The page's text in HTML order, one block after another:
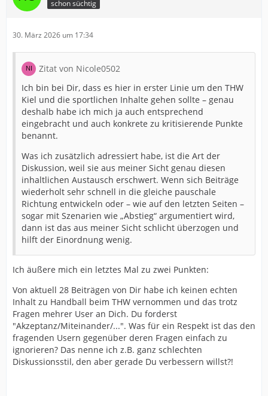
schon süchtig
30. März 2026 um 17:34
Zitat von Nicole0502
Ich bin bei Dir, dass es hier in erster Linie um den THW
Kiel und die sportlichen Inhalte gehen sollte – genau
deshalb habe ich mich ja auch entsprechend
eingebracht und auch konkrete zu kritisierende Punkte
benannt.
Was ich zusätzlich adressiert habe, ist die Art der
Diskussion, weil sie aus meiner Sicht genau diesen
inhaltlichen Austausch erschwert. Wenn sich Beiträge
wiederholt sehr schnell in die gleiche pauschale
Richtung entwickeln oder – wie auf den letzten Seiten –
sogar mit Szenarien wie „Abstieg“ argumentiert wird,
dann ist das aus meiner Sicht schlicht überzogen und
hilft der Einordnung wenig.
Ich äußere mich ein letztes Mal zu zwei Punkten:
Von aktuell 28 Beiträgen von Dir habe ich keinen echten
Inhalt zu Handball beim THW vernommen und das trotz
Fragen mehrer User an Dich. Du forderst
"Akzeptanz/Miteinander/...". Was für ein Respekt ist das den
fragenden Usern gegenüber deren Fragen einfach zu
ignorieren? Das nenne ich z.B. ganz schlechten
Diskussionsstil, den aber gerade Du verbessern willst?!